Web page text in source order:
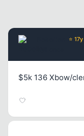
⭐ 17y
$5k 136 Xbow/